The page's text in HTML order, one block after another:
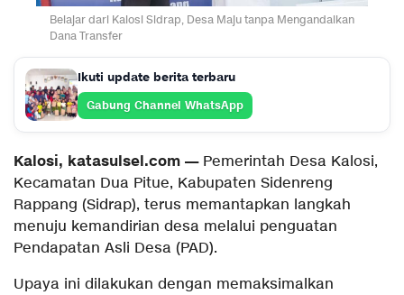
Belajar dari Kalosi Sidrap, Desa Maju tanpa Mengandalkan
Dana Transfer
Ikuti update berita terbaru
Gabung Channel WhatsApp
Kalosi, katasulsel.com —Pemerintah Desa Kalosi,
Kecamatan Dua Pitue, Kabupaten Sidenreng
Rappang (Sidrap), terus memantapkan langkah
menuju kemandirian desa melalui penguatan
Pendapatan Asli Desa (PAD).
Upaya ini dilakukan dengan memaksimalkan